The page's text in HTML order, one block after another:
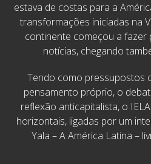
estava de costas para a
transformações iniciadas na
continente começou a
notícias, chegando
Tendo como pressupostos
pensamento próprio, o
reflexão anticapitalista, o
horizontais, ligadas por um
Yala – A América Latina –